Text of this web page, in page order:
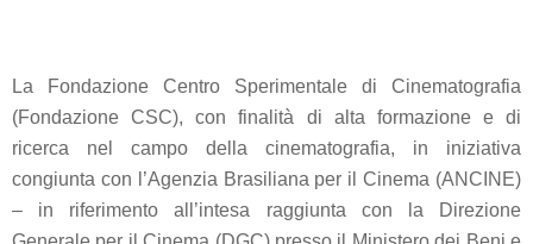
La Fondazione Centro Sperimentale di Cinematografia
(Fondazione CSC), con finalità di alta formazione e di
ricerca nel campo della cinematografia, in iniziativa
congiunta con l’Agenzia Brasiliana per il Cinema (ANCINE)
– in riferimento all’intesa raggiunta con la Direzione